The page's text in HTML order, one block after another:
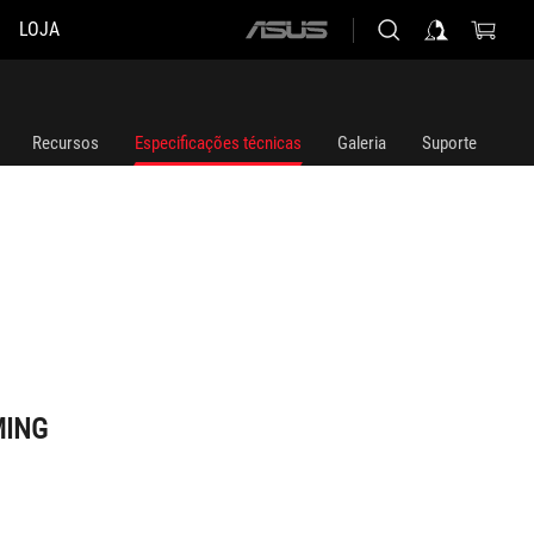
LOJA
ASUS
Recursos Especificações técnicas Galeria Suporte